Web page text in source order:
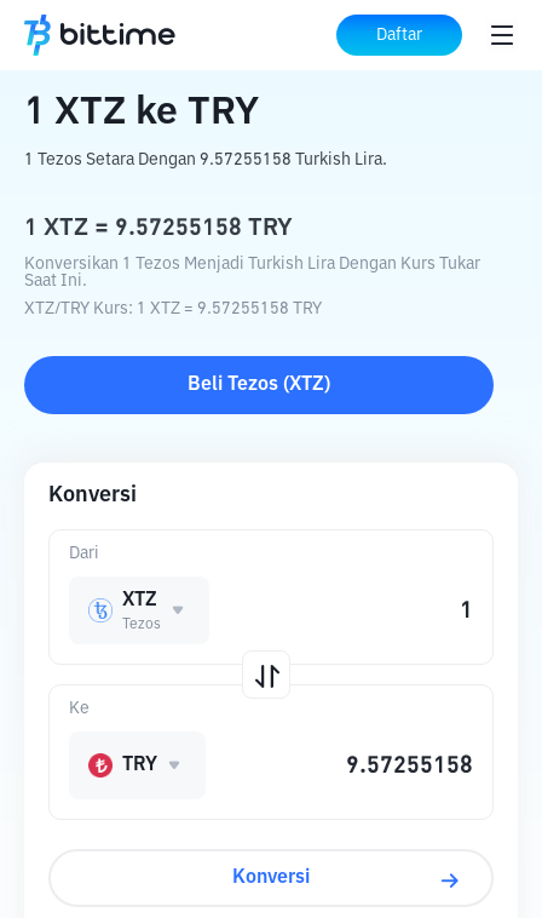
Daftar
Beranda Konverter Kripto ke TRY
1 XTZ ke TRY
1 Tezos Setara Dengan 9.57255158 Turkish Lira.
1 XTZ = 9.57255158 TRY
Konversikan 1 Tezos Menjadi Turkish Lira Dengan Kurs Tukar
Saat Ini.
XTZ/ TRY Kurs: 1 XTZ = 9.57255158 TRY
Beli Tezos (XTZ)
Konversi
Dari
XTZ
Tezos
Ke
TRY
Konversi